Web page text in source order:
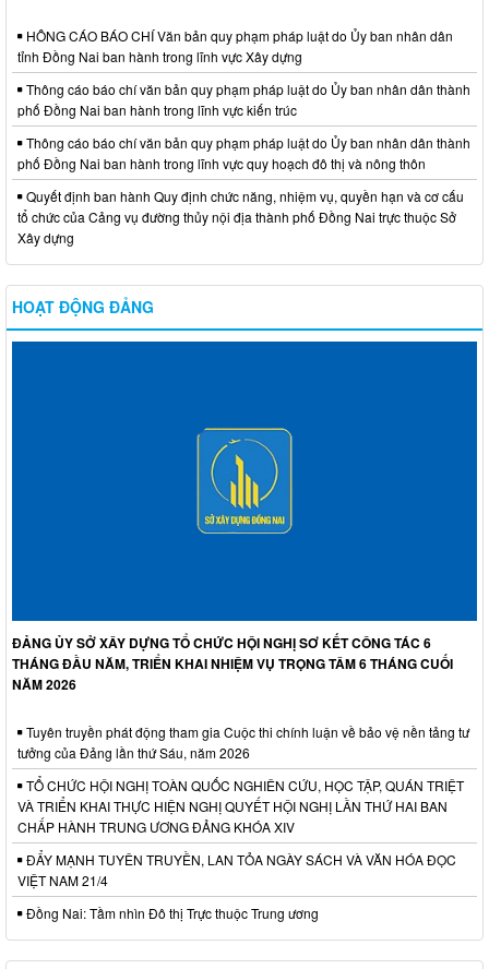
HÔNG CÁO BÁO CHÍ Văn bản quy phạm pháp luật do Ủy ban nhân dân
tỉnh Đồng Nai ban hành trong lĩnh vực Xây dựng
Thông cáo báo chí văn bản quy phạm pháp luật do Ủy ban nhân dân thành
phố Đồng Nai ban hành trong lĩnh vực kiến trúc
Thông cáo báo chí văn bản quy phạm pháp luật do Ủy ban nhân dân thành
phố Đồng Nai ban hành trong lĩnh vực quy hoạch đô thị và nông thôn
Quyết định ban hành Quy định chức năng, nhiệm vụ, quyền hạn và cơ cấu
tổ chức của Cảng vụ đường thủy nội địa thành phố Đồng Nai trực thuộc Sở
Xây dựng
HOẠT ĐỘNG ĐẢNG
ĐẢNG ỦY SỞ XÂY DỰNG TỔ CHỨC HỘI NGHỊ SƠ KẾT CÔNG TÁC 6
THÁNG ĐẦU NĂM, TRIỂN KHAI NHIỆM VỤ TRỌNG TÂM 6 THÁNG CUỐI
NĂM 2026
Tuyên truyền phát động tham gia Cuộc thi chính luận về bảo vệ nền tảng tư
tưởng của Đảng lần thứ Sáu, năm 2026
TỔ CHỨC HỘI NGHỊ TOÀN QUỐC NGHIÊN CỨU, HỌC TẬP, QUÁN TRIỆT
VÀ TRIỂN KHAI THỰC HIỆN NGHỊ QUYẾT HỘI NGHỊ LẦN THỨ HAI BAN
CHẤP HÀNH TRUNG ƯƠNG ĐẢNG KHÓA XIV
ĐẨY MẠNH TUYÊN TRUYỀN, LAN TỎA NGÀY SÁCH VÀ VĂN HÓA ĐỌC
VIỆT NAM 21/4
Đồng Nai: Tầm nhìn Đô thị Trực thuộc Trung ương